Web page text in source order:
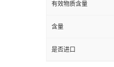
有效物质含量
含量
是否进口